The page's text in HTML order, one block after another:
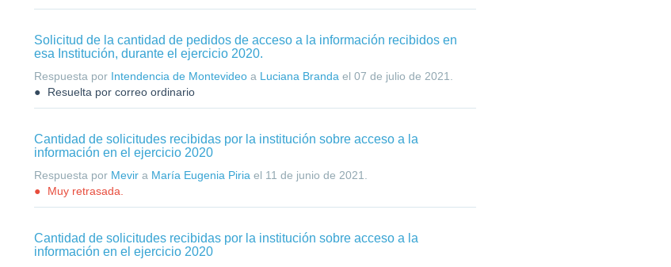
Solicitud de la cantidad de pedidos de acceso a la información recibidos en
esa Institución, durante el ejercicio 2020.
Respuesta por Intendencia de Montevideoa Luciana Branda el 07 de julio de 2021
Resuelta por correo ordinario
Cantidad de solicitudes recibidas por la institución sobre acceso a la
información en el ejercicio 2020
Respuesta por Mevira María Eugenia Piria el 11 de junio de 2021
Muy retrasada.
Cantidad de solicitudes recibidas por la institución sobre acceso a la
información en el ejercicio 2020